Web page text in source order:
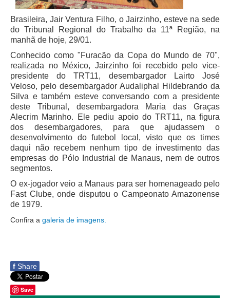
Juízes Substitutos
Diretores
Comitês
Comitê Gestor Regional do PJe
Comitê Gestor Regional do e-Gestão e de Tabelas
Processuais Unificadas
Comitê do Datajud
Comissão Regional de Pesquisa Judiciária e Ciência de
Dados
Comissão de Ética
Comitê de Priorização do Primeiro Grau
Comitê de Gestão de Pessoas
Comissão de Vitaliciamento
Comitê de Atenção Integral à Saúde de Magistrados e
Aprendizagem
Comitê de Incentivo à Participação Institucional Feminina
Brasileira, Jair Ventura Filho, o Jairzinho, esteve na sede
do Tribunal Regional do Trabalho da 11ª Região, na
manhã de hoje, 29/01.
Conhecido como "Furacão da Copa do Mundo de 70",
realizada no México, Jairzinho foi recebido pelo vice-
presidente do TRT11, desembargador Lairto José
Veloso, pelo desembargador Audaliphal Hildebrando da
Silva e também esteve conversando com a presidente
deste Tribunal, desembargadora Maria das Graças
Alecrim Marinho. Ele pediu apoio do TRT11, na figura
dos desembargadores, para que ajudassem o
desenvolvimento do futebol local, visto que os times
daqui não recebem nenhum tipo de investimento das
empresas do Pólo Industrial de Manaus, nem de outros
segmentos.
O ex-jogador veio a Manaus para ser homenageado pelo
Fast Clube, onde disputou o Campeonato Amazonense
de 1979.
Confira a galeria de imagens.
f Share
Save